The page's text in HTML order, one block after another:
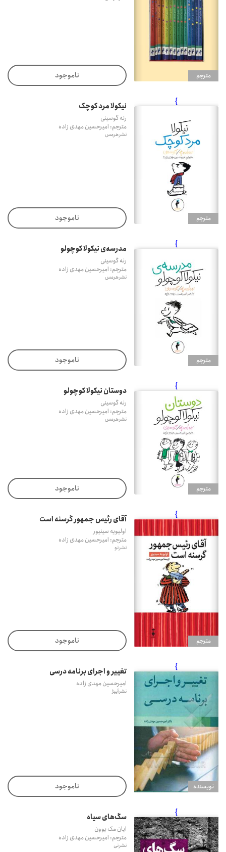
مترجم ناموجود
مترجم
} نیکولا مرد کوچک
رنه گوسینی
مترجم: امیرحسین مهدی زاده
نشر هرمس
ناموجود
مترجم
} مدرسه‌ی نیکولا کوچولو
رنه گوسینی
مترجم: امیرحسین مهدی زاده
نشر هرمس
ناموجود
مترجم
} دوستان نیکولا کوچولو
رنه گوسینی
مترجم: امیرحسین مهدی زاده
نشر هرمس
ناموجود
مترجم
} آقای رئیس جمهور گرسنه است
اولیویه سینیور
مترجم: امیرحسین مهدی زاده
نشر نو
ناموجود
نويسنده
} تغییر و اجرای برنامه درسی
امیرحسین مهدی زاده
نشر آییژ
ناموجود
} سگ‌های سیاه
ایان مک یوون
مترجم: امیرحسین مهدی زاده
نشر نی